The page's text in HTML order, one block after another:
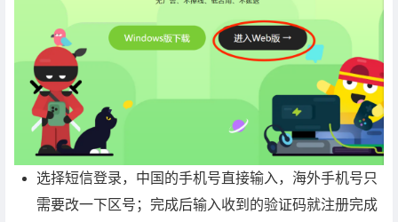
选择短信登录，中国的手机号直接输入，海外手机号只
需要改一下区号；完成后输入收到的验证码就注册完成